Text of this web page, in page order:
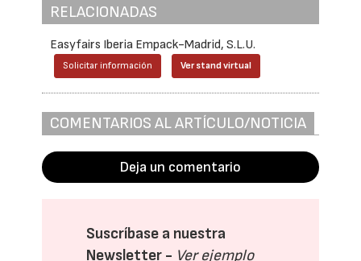
RELACIONADAS
Easyfairs Iberia Empack-Madrid, S.L.U.
Solicitar información Ver stand virtual
COMENTARIOS AL ARTÍCULO/NOTICIA
Deja un comentario
Suscríbase a nuestra
Newsletter - Ver ejemplo